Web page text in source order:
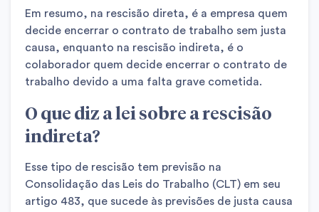
Em resumo, na rescisão direta, é a empresa quem
decide encerrar o contrato de trabalho sem justa
causa, enquanto na rescisão indireta, é o
colaborador quem decide encerrar o contrato de
trabalho devido a uma falta grave cometida.
O que diz a lei sobre a rescisão
indireta?
Esse tipo de rescisão tem previsão na
Consolidação das Leis do Trabalho (CLT) em seu
artigo 483, que sucede às previsões de justa causa